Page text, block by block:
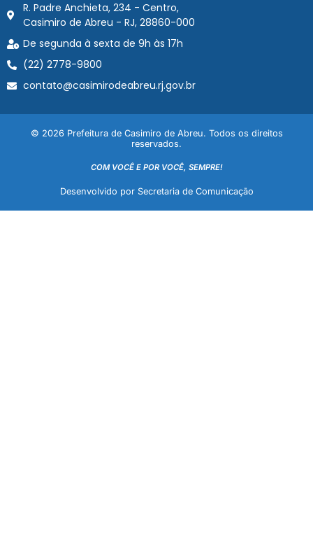
R. Padre Anchieta, 234 - Centro,
Casimiro de Abreu - RJ, 28860-000
De segunda à sexta de 9h às 17h
(22) 2778-9800
contato@casimirodeabreu.rj.gov.br
© 2026 Prefeitura de Casimiro de Abreu. Todos os direitos
reservados.
COM VOCÊ E POR VOCÊ, SEMPRE!
Desenvolvido por Secretaria de Comunicação